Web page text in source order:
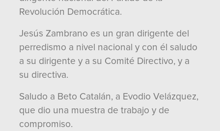
Revolución Democrática.
Jesús Zambrano es un gran dirigente del
perredismo a nivel nacional y con él saludo
a su dirigente y a su Comité Directivo, y a
su directiva.
Saludo a Beto Catalán, a Evodio Velázquez,
que dio una muestra de trabajo y de
compromiso.